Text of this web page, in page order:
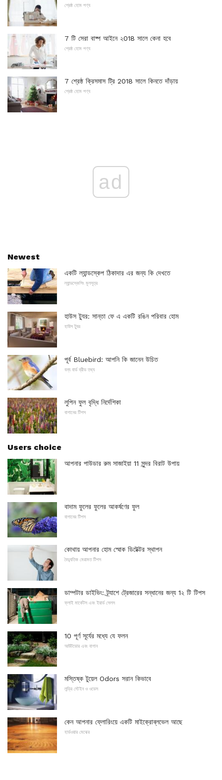
শ্রেষ্ঠ হোম পণ্য
7 টি সেরা বাষ্প আইনে ২018 সালে কেনা হবে
শ্রেষ্ঠ হোম পণ্য
7 শ্রেষ্ঠ ক্রিসমাস ট্রি 2018 সালে কিনতে দাঁড়ায়
শ্রেষ্ঠ হোম পণ্য
ad
Newest
একটি ল্যান্ডস্কেপ ঠিকাদার এর জন্য কি দেখতে
ল্যান্ডস্কেপিং মূলসূত্র
হাউস ট্যুর: সান্তা ফে এ একটি রঙিন পরিবার হোম
হাউস ট্যুর
পূর্ব Bluebird: আপনি কি জানেন উচিত
বন্য বার্ড ব্রীড তথ্য
লুপিন ফুল বৃদ্ধি নির্দেশিকা
বাগানের টিপস
Users choice
আপনার পাউডার রুম সাজাইয়া 11 সুন্দর বিরাট উপায়
বাদাম ফুলের ফুলের আকর্ষণের ফুল
বাগানের টিপস
কোথায় আপনার হোম স্মোক ডিটেক্টর স্থাপন
বৈদ্যুতিক মেরামত টিপস
ডাম্পটার ডাইভিং: ট্র্যাশে ট্রেজারের সন্ধানের জন্য 1২ টি টিপস
ফ্লাই মার্কেটস এবং ইয়ার্ড সেলস
10 পূর্ণ সূর্যের মধ্যে যে ফলন
আউটডোর এবং বাগান
মস্তিষ্ক টুয়েল Odors সরান কিভাবে
লন্ড্রি স্টেইন ও ওডেস
কেন আপনার ফ্লোরিংয়ে একটি মাইক্রোব্লভেল আছে
হার্ডওয়ার মেঝের